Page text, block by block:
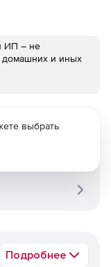
ИП – не
домашних и иных
Подробнее
выбрать